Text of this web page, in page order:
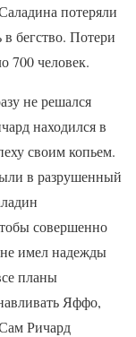
потеряли
в бегство. Потери
700 человек.
не решался
находился в
своим копьем.
в разрушенный
совершенно
имел надежды
планы
Яффо,
Ричард